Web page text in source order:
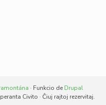
· Funkcio de Drupal
Civito · Ĉiuj rajtoj rezervitaj.